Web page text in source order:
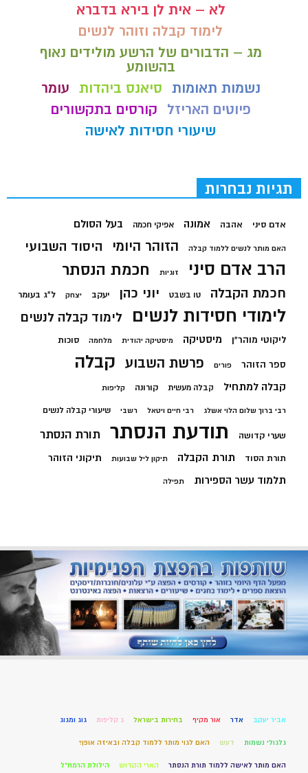
לא – אית לן בירא בדברא
לימוד קבלה וזוהר לנשים
מג – הדבורים של הרשע מולידים נאוף
בהשומע
נשמות תאומות סיאנס ביהדות עומר
פיוטים האריזל
קורסים בתקשורים
שיעורי חסידות לאישה
תגיות נבחרות
אדם סיני אהבה אמונה אפיקי חכמה בעל הסולם
האם מותר לנשים ללמוד קבלה הזוהר היומי היסוד השבועי
הרב אדם סיני זוגיות חכמת הנסתר
חכמת הקבלה טו בשבט יוני כהן יעקב יצחק ל"ג בעומר
לימודי חסידות לנשים לימוד קבלה לנשים
ליקוטי מוהר"ן מיסטיקה מיסטיקה יהודית מלחמה סוכות
ספר הזוהר פורים פרשת השבוע קבלה
קבלה למתחיל קבלה מעשית קורונה קליפות
רבי ברוך שלום הלוי אשלג רבי חיים ויטאל רשבי שיעורי קבלה לנשים
שערי קדושה תודעת הנסתר תורת הנסתר
תורת הסוד תורת הקבלה תיקון ליל שבועות תיקוני הזוהר
תלמוד עשר הספירות תפילה
אביר יעקב אדר אור מקיף בחירות בישראל ג קליפות גוג ומגוג
גלגולי נשמות דעש האם לגוי מותר ללמוד קבלה ובאיזה אופן?
האם מותר לאישה ללמוד תורת הנסתר הארי הקדוש הילולת הרמח"ל